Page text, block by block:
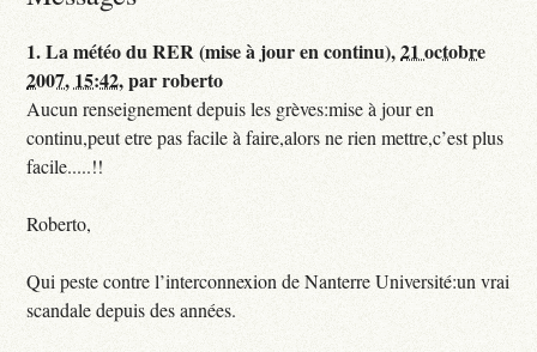
1.La météo du RER (mise à jour en continu),21 octobre
2007, 15:42,parroberto
Aucun renseignement depuis les grèves:mise à jour en
continu,peut etre pas facile à faire,alors ne rien mettre,c’est plus
facile.....!!
Roberto,
Qui peste contre l’interconnexion de Nanterre Université:un vrai
scandale depuis des années.